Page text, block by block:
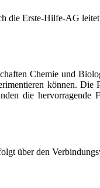
die Erste-Hilfe-AG
Chemie und
können.
die
über den